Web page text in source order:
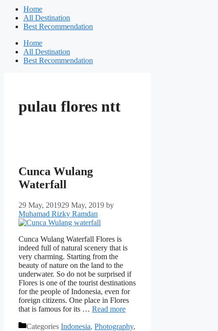
Home
All Destination
Best Recommendation
Home
All Destination
Best Recommendation
pulau flores ntt
Cunca Wulang
Waterfall
29 May, 201929 May, 2019 by
Muhamad Rizky Ramdan
Cunca Wulang Waterfall Flores is
indeed full of natural scenery that is
very charming. Starting from the
beauty of nature on the land to the
underwater. So do not be surprised if
Flores is one of the tourist destinations
for the people of Indonesia, even for
foreign citizens. One place in Flores
that is famous for its … Read more
Categories Indonesia, Photography,